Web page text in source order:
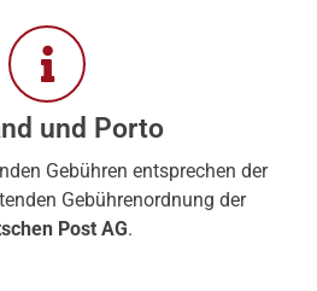
und Porto
Gebühren entsprechen der
Gebührenordnung der
Post AG.